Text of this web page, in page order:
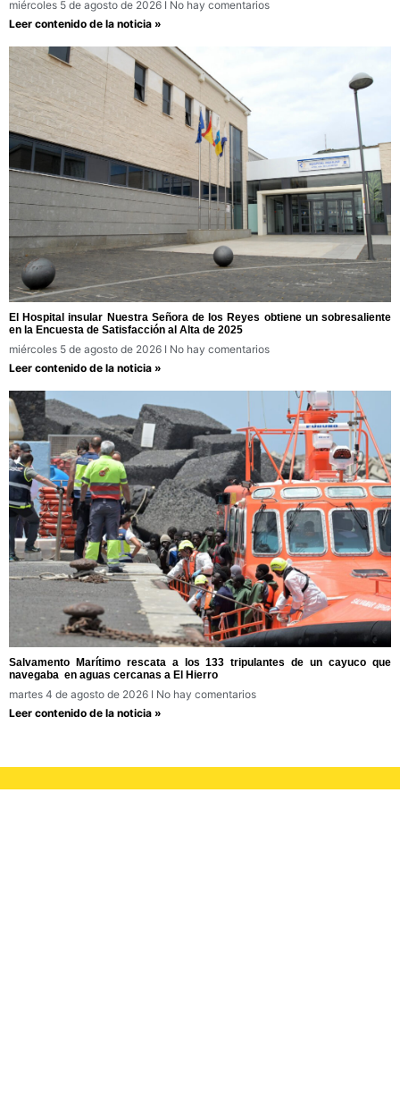
miércoles 5 de agosto de 2026
No hay comentarios
Leer contenido de la noticia »
El Hospital insular Nuestra Señora de los Reyes obtiene un sobresaliente
en la Encuesta de Satisfacción al Alta de 2025
miércoles 5 de agosto de 2026
No hay comentarios
Leer contenido de la noticia »
Salvamento Marítimo rescata a los 133 tripulantes de un cayuco que
navegaba en aguas cercanas a El Hierro
martes 4 de agosto de 2026
No hay comentarios
Leer contenido de la noticia »